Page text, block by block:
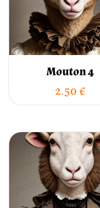
Mouton 4
2.50€